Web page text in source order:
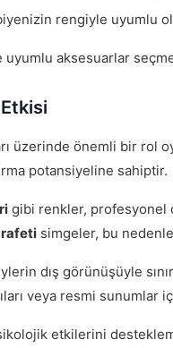
rengiyle uyumlu
aksesuarlar
üzerinde önemli bir rol
potansiyeline sahiptir.
gibi renkler, profesyonel
simgeler, bu
dış görünüşüyle
veya resmi
etkilerini